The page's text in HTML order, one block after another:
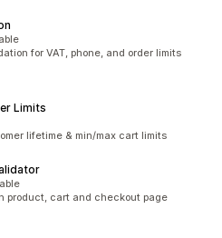
for VAT, phone, and order limits
Limits
lifetime & min/max cart limits
product, cart and checkout page